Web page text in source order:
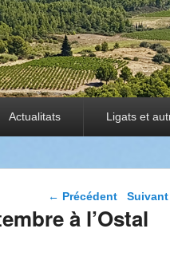
Actualitats Ligats et
Navigation dans
← Précédent Suivant
à l’Ostal